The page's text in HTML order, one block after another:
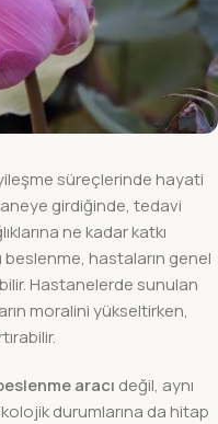
süreçlerinde hayati
girdiğinde, tedavi
ne kadar katkı
beslenme, hastaların genel
Hastanelerde sunulan
moralini yükseltirken,
aracı değil, aynı
durumlarına da hitap